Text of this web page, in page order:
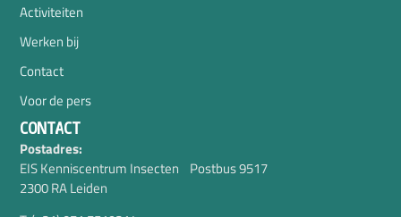
Activiteiten
Werken bij
Contact
Voor de pers
CONTACT
Postadres:
EIS Kenniscentrum Insecten Postbus 9517
2300 RA Leiden